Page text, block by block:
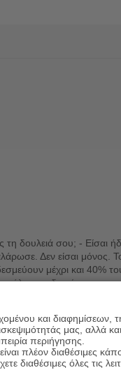
δουλειά σου; - Είσαι
Δεν είσαι
μέχρι και
οδηγεί στην
την ευτυχία σ'
επόμενη- είναι η
και διαφημίσεων,
μας, αλλά
περιήγησης.
πλέον διαθέσιμες
διαθέσιμες όλες τις